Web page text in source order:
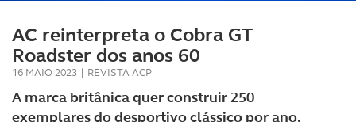
AC reinterpreta o Cobra GT
Roadster dos anos 60
16 MAIO 2023 | REVISTA ACP
A marca britânica quer construir 250
exemplares do desportivo clássico por ano.